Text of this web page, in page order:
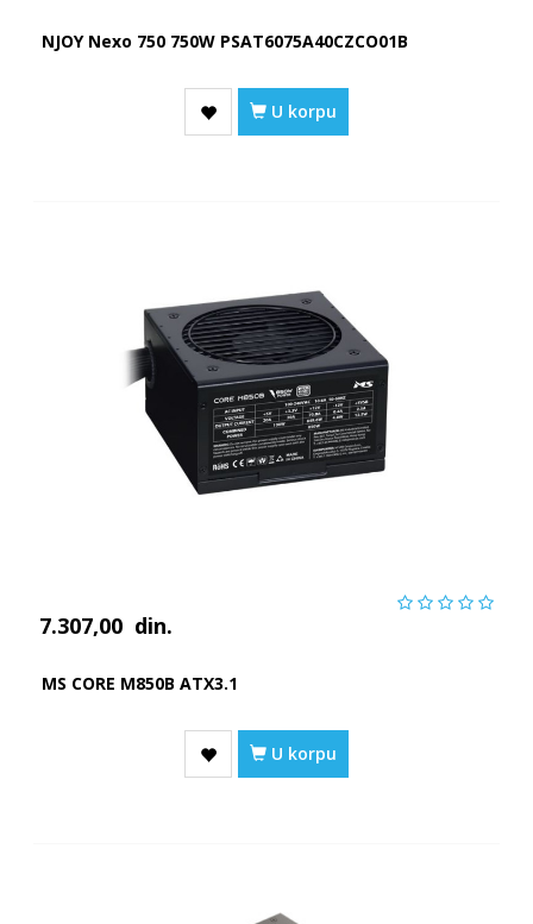
NJOY Nexo 750 750W PSAT6075A40CZCO01B
U korpu
7.307,00 din.
MS CORE M850B ATX3.1
U korpu